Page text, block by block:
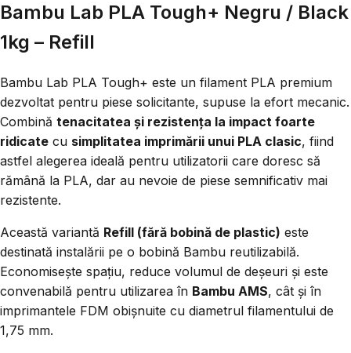
Bambu Lab PLA Tough+ Negru / Black
1kg – Refill
Bambu Lab PLA Tough+ este un filament PLA premium
dezvoltat pentru piese solicitante, supuse la efort mecanic.
Combină tenacitatea și rezistența la impact foarte
ridicate cu simplitatea imprimării unui PLA clasic, fiind
astfel alegerea ideală pentru utilizatorii care doresc să
rămână la PLA, dar au nevoie de piese semnificativ mai
rezistente.
Această variantă Refill (fără bobină de plastic) este
destinată instalării pe o bobină Bambu reutilizabilă.
Economisește spațiu, reduce volumul de deșeuri și este
convenabilă pentru utilizarea în Bambu AMS, cât și în
imprimantele FDM obișnuite cu diametrul filamentului de
1,75 mm.